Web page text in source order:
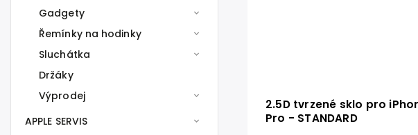
Gadgety
Řemínky na hodinky
Sluchátka
Držáky
Výprodej
APPLE SERVIS
2.5D tvrzené sklo pro
Pro - STANDARD